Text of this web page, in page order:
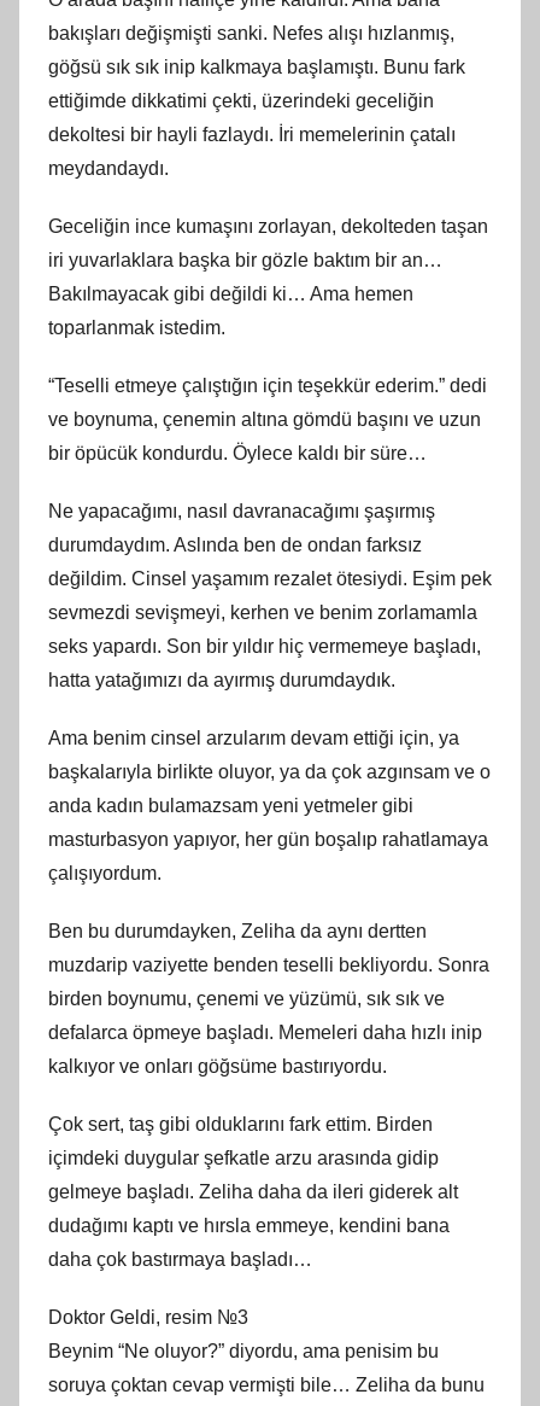
bakışları değişmişti sanki. Nefes alışı hızlanmış,
göğsü sık sık inip kalkmaya başlamıştı. Bunu fark
ettiğimde dikkatimi çekti, üzerindeki geceliğin
dekoltesi bir hayli fazlaydı. İri memelerinin çatalı
meydandaydı.
Geceliğin ince kumaşını zorlayan, dekolteden taşan
iri yuvarlaklara başka bir gözle baktım bir an…
Bakılmayacak gibi değildi ki… Ama hemen
toparlanmak istedim.
“Teselli etmeye çalıştığın için teşekkür ederim.” dedi
ve boynuma, çenemin altına gömdü başını ve uzun
bir öpücük kondurdu. Öylece kaldı bir süre…
Ne yapacağımı, nasıl davranacağımı şaşırmış
durumdaydım. Aslında ben de ondan farksız
değildim. Cinsel yaşamım rezalet ötesiydi. Eşim pek
sevmezdi sevişmeyi, kerhen ve benim zorlamamla
seks yapardı. Son bir yıldır hiç vermemeye başladı,
hatta yatağımızı da ayırmış durumdaydık.
Ama benim cinsel arzularım devam ettiği için, ya
başkalarıyla birlikte oluyor, ya da çok azgınsam ve o
anda kadın bulamazsam yeni yetmeler gibi
masturbasyon yapıyor, her gün boşalıp rahatlamaya
çalışıyordum.
Ben bu durumdayken, Zeliha da aynı dertten
muzdarip vaziyette benden teselli bekliyordu. Sonra
birden boynumu, çenemi ve yüzümü, sık sık ve
defalarca öpmeye başladı. Memeleri daha hızlı inip
kalkıyor ve onları göğsüme bastırıyordu.
Çok sert, taş gibi olduklarını fark ettim. Birden
içimdeki duygular şefkatle arzu arasında gidip
gelmeye başladı. Zeliha daha da ileri giderek alt
dudağımı kaptı ve hırsla emmeye, kendini bana
daha çok bastırmaya başladı…
Doktor Geldi, resim №3
Beynim “Ne oluyor?” diyordu, ama penisim bu
soruya çoktan cevap vermişti bile… Zeliha da bunu